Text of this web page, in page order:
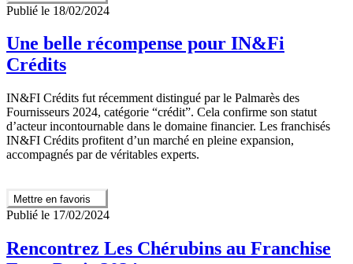
Publié le 18/02/2024
Une belle récompense pour IN&Fi
Crédits
IN&FI Crédits fut récemment distingué par le Palmarès des
Fournisseurs 2024, catégorie “crédit”. Cela confirme son statut
d’acteur incontournable dans le domaine financier. Les franchisés
IN&FI Crédits profitent d’un marché en pleine expansion,
accompagnés par de véritables experts.
Mettre en favoris
Publié le 17/02/2024
Rencontrez Les Chérubins au Franchise